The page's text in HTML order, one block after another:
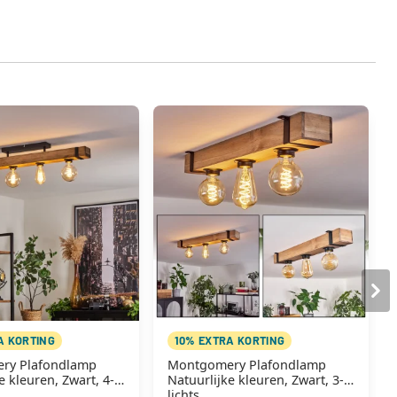
KORTING
Plafondlamp
kleuren, Zwart, 4-
10% EXTRA KORTING
Montgomery Plafondlamp
Natuurlijke kleuren, Zwart, 3-